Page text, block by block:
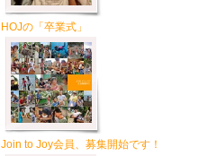
HOJの「卒業式」
Join to Joy会員、募集開始です！